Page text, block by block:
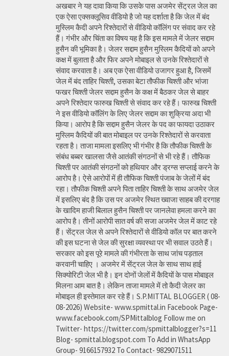
अखबार ने यह दावा किया कि उसके पास अजमेर सेंट्रल जेल का
एक ऐसा एक्सक्लूसिव वीडियो है जो यह दर्शाता है कि जेल में बंद
मुस्लिम कैदी अपने रिश्तेदारों से वीडियो कॉलिंग पर संवाद कर रहे
हैं। गंभीर और चिंता का विषय यह है कि इस मामले में जेलर सद्दाम
हुसैन की भूमिका है। जेलर सद्दाम हुसैन मुस्लिम कैदियों को अपने
कक्ष में बुलाता है और फिर अपने मोबाइल से उनके रिश्तेदारों से
संवाद करवाता है। अब एक ऐसा वीडियो उजागर हुआ है, जिसमें
जेल में बंद ताहिर चिश्ती, उसका बेटा तौफीक चिश्ती और भांजा
फखर चिश्ती जेलर सद्दाम हुसैन के कक्ष में बैठकर जेल से बाहर
अपने रिश्तेदार फारुख चिश्ती से संवाद कर रहे हैं। फारुख चिश्ती
ने इस वीडियो कॉलिंग के लिए जेलर सद्दाम का शुक्रिया अदा भी
किया। आरोप है कि सद्दाम हुसैन जेलर के पद का फायदा उठाकर
मुस्लिम कैदियों की बात मोबाइल पर उनके रिश्तेदारों से करवाता
रहता है। ताजा मामला इसलिए भी गंभीर है कि तौफीक चिश्ती के
संबंध बब्बर खालसा जैसे आतंकी संगठनों से भी रहे हैं। तौफिक
चिश्ती पर आतंकी संगठनों को हथियार और ड्रग्स सप्लाई करने के
आरोप है। ऐसे आरोपों में ही तौफिक चिश्ती पंजाब के जेलों में बंद
रहा। तौफीक चिश्ती अपने पिता ताहिर चिश्ती के साथ अजमेर जेल
में इसलिए बंद है कि उस पर अजमेर स्थित ख्वाजा साहब की दरगाह
के खादिम हाजी बिलाल हुसैन चिश्ती पर जानलेवा हमला करने का
आरोप है। तीनों आरोपी सात वर्ष की सजा अजमेर जेल में काट रहे
हैं। सेंट्रल जेल से अपने रिश्तेदारों से वीडियो कॉल पर बात करने
की इस घटना से जेल की सुरक्षा व्यवस्था पर भी सवाल उठते हैं।
सरकार को इस पूरे मामले की गंभीरता के साथ जांच पड़ताल
करवानी चाहिए । अजमेर में सेंट्रल जेल के साथ साथ हाई
सिक्योरिटी जेल भी है। इन दोनों जेलों में कैदियों के पास मोबाइल
मिलना आम बात है। लेकिन ताजा मामले में तो कैदी जेलर का
मोबाइल ही इस्तेमाल कर रहे हैं। S.P.MITTAL BLOGGER ( 08-
08-2026) Website- www.spmittal.in Facebook Page-
www.facebook.com/SPMittalblog Follow me on
Twitter- https://twitter.com/spmittalblogger?s=11
Blog- spmittal.blogspot.com To Add in WhatsApp
Group- 9166157932 To Contact- 9829071511